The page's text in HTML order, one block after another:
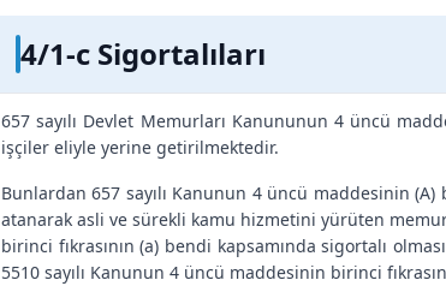
4/1-c Sigortalıları
657 sayılı Devlet Memurları Kanununun 4 üncü
işçiler eliyle yerine getirilmektedir.
Bunlardan 657 sayılı Kanunun 4 üncü maddesinin
atanarak asli ve sürekli kamu hizmetini yürüten
birinci fıkrasının (a) bendi kapsamında sigortalı
5510 sayılı Kanunun 4 üncü maddesinin birinci